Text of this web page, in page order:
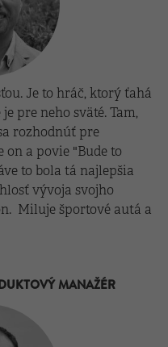
Je to hráč, ktorý ťahá
pre neho sväté. Tam,
rozhodnúť pre
a povie "Bude to
to bola tá najlepšia
vývoja svojho
Miluje športové autá a
MANAŽÉR